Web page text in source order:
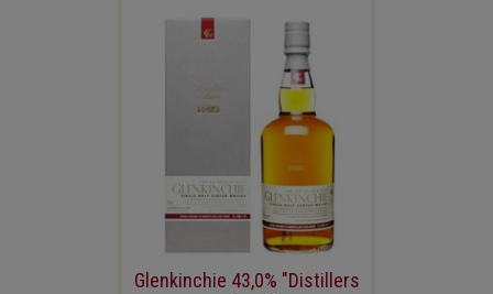
Glenkinchie 43,0% "Distillers